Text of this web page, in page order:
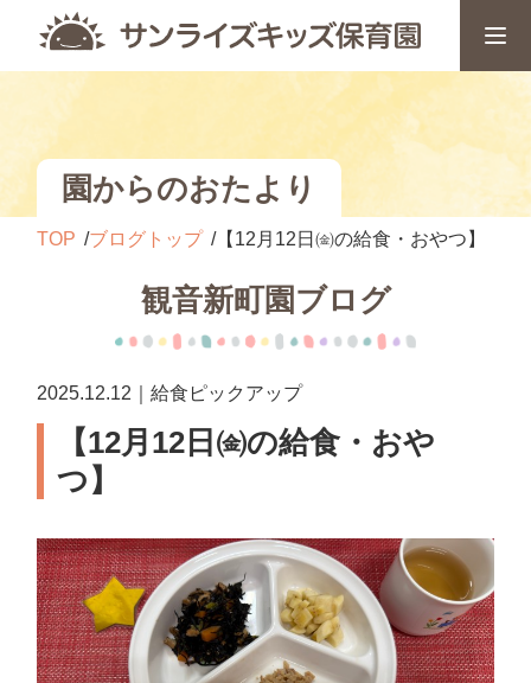
園からのおたより
TOP ブログトップ 【12月12日㈮の給食・おやつ】
観音新町園ブログ
2025.12.12｜給食ピックアップ
【12月12日㈮の給食・おや
つ】